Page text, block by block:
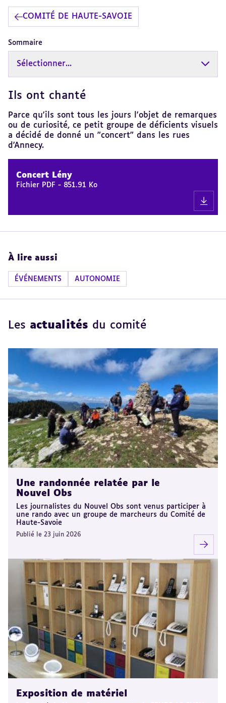
COMITÉ DE HAUTE-SAVOIE
Sommaire
Sélectionner...
Ils ont chanté
Parce qu'ils sont tous les jours l'objet de remarques
ou de curiosité, ce petit groupe de déficients visuels
a décidé de donné un "concert" dans les rues
d'Annecy.
Concert Lény
Fichier PDF - 851.91 Ko
Revenir
sommaire
À lire aussi
ÉVÉNEMENTS AUTONOMIE
Les actualités du comité
Une randonnée relatée par le
Nouvel Obs
Les journalistes du Nouvel Obs sont venus participer à
une rando avec un groupe de marcheurs du Comité de
Haute-Savoie
Publié le 23 juin 2026
Exposition de matériel